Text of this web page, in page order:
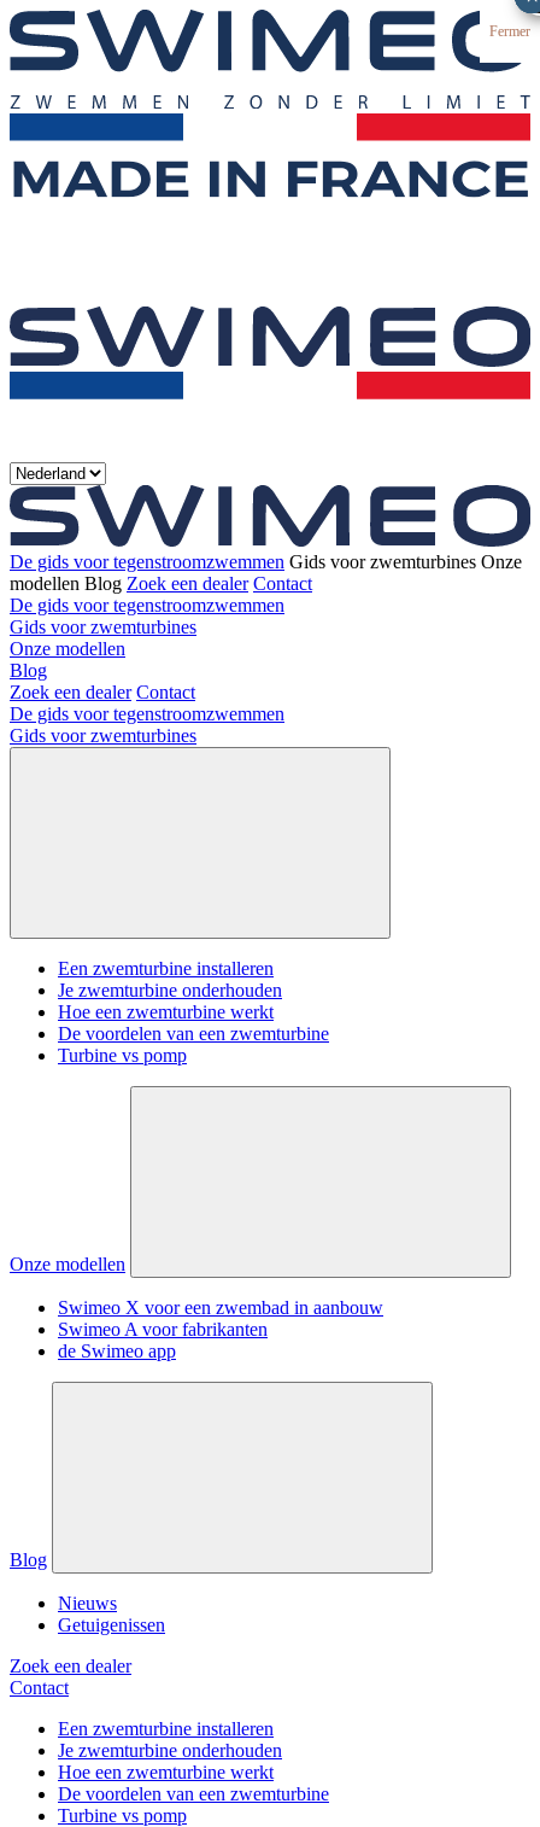
De gids voor tegenstroomzwemmen Gids voor zwemturbines Onze
modellen Blog Zoek een dealer Contact
De gids voor tegenstroomzwemmen
Gids voor zwemturbines
Onze modellen
Blog
Zoek een dealer Contact
De gids voor tegenstroomzwemmen
Gids voor zwemturbines
Een zwemturbine installeren
Je zwemturbine onderhouden
Hoe een zwemturbine werkt
De voordelen van een zwemturbine
Turbine vs pomp
Onze modellen
Swimeo X voor een zwembad in aanbouw
Swimeo A voor fabrikanten
de Swimeo app
Blog
Nieuws
Getuigenissen
Zoek een dealer
Contact
Een zwemturbine installeren
Je zwemturbine onderhouden
Hoe een zwemturbine werkt
De voordelen van een zwemturbine
Turbine vs pomp
Fermer